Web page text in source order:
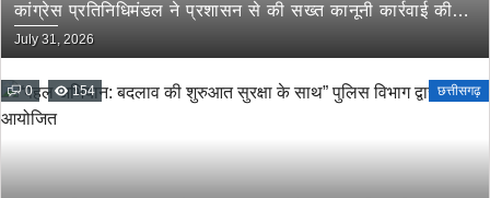
कांग्रेस प्रतिनिधिमंडल ने प्रशासन से की सख्त कानूनी कार्रवाई की
मांग
July 31, 2026
0 154 छत्तीसगढ़